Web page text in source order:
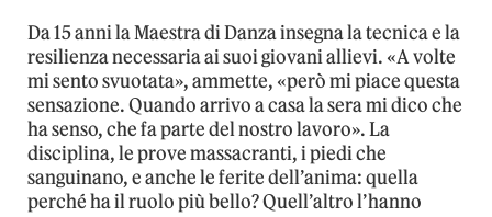
Da 15 anni la Maestra di Danza insegna la tecnica e la
resilienza necessaria ai suoi giovani allievi. «A volte
mi sento svuotata», ammette, «però mi piace questa
sensazione. Quando arrivo a casa la sera mi dico che
ha senso, che fa parte del nostro lavoro». La
disciplina, le prove massacranti, i piedi che
sanguinano, e anche le ferite dell’anima: quella
perché ha il ruolo più bello? Quell’altro l’hanno